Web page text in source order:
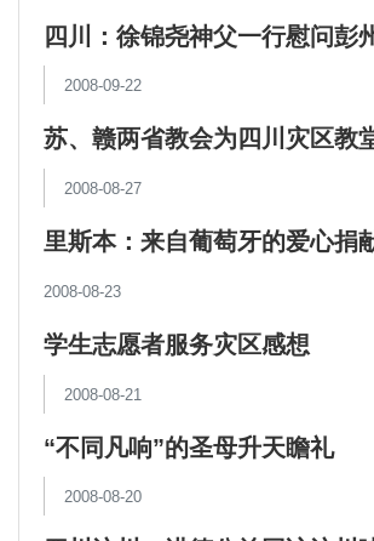
四川：徐锦尧神父一行慰问彭
2008-09-22
苏、赣两省教会为四川灾区教
2008-08-27
里斯本：来自葡萄牙的爱心捐
2008-08-23
学生志愿者服务灾区感想
2008-08-21
“不同凡响”的圣母升天瞻礼
2008-08-20